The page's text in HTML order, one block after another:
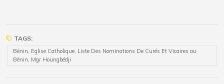
TAGS:
Bénin, Eglise Catholique, Liste Des Nominations De Curés Et Vicaires au
Bénin, Mgr Houngbédji